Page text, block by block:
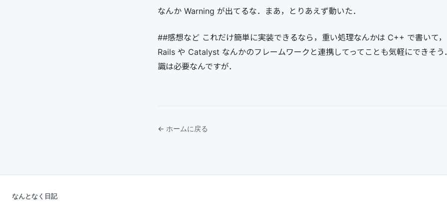
なんか Warning が出てるな．まあ，とりあえず動いた．
##感想など これだけ簡単に実装できるなら，重い処理なんかは C++ で書いて
Rails や Catalyst なんかのフレームワークと連携してってことも気軽にできそ
識は必要なんですが．
← ホームに戻る
なんとなく日記